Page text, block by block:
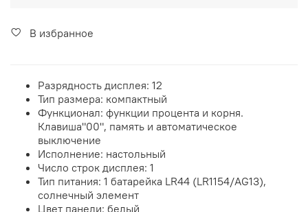
В избранное
Разрядность дисплея: 12
Тип размера: компактный
Функционал: функции процента и корня.
Клавиша"00", память и автоматическое
выключение
Исполнение: настольный
Число строк дисплея: 1
Тип питания: 1 батарейка LR44 (LR1154/AG13),
солнечный элемент
Цвет панели: белый